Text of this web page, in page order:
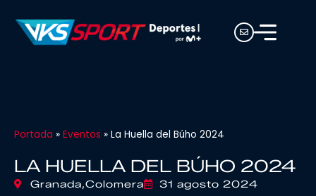
Portada » Eventos » La Huella del Búho 2024
LA HUELLA DEL BÚHO 2024
Granada,Colomera 31 agosto 2024